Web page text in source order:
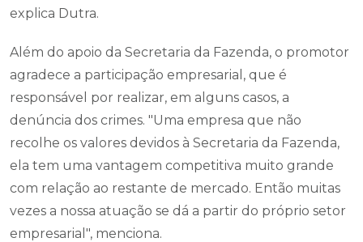
explica Dutra.
Além do apoio da Secretaria da Fazenda, o promotor
agradece a participação empresarial, que é
responsável por realizar, em alguns casos, a
denúncia dos crimes. "Uma empresa que não
recolhe os valores devidos à Secretaria da Fazenda,
ela tem uma vantagem competitiva muito grande
com relação ao restante de mercado. Então muitas
vezes a nossa atuação se dá a partir do próprio setor
empresarial", menciona.